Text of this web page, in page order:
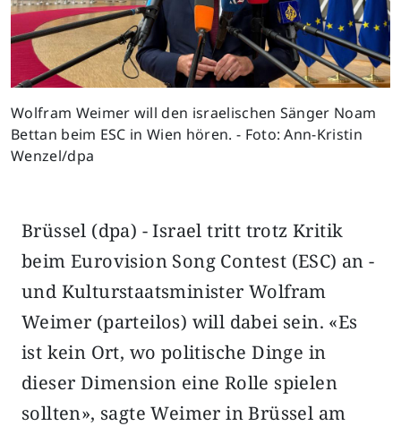
Wolfram Weimer will den israelischen Sänger Noam
Bettan beim ESC in Wien hören. - Foto: Ann-Kristin
Wenzel/dpa
Brüssel (dpa) - Israel tritt trotz Kritik
beim Eurovision Song Contest (ESC) an -
und Kulturstaatsminister Wolfram
Weimer (parteilos) will dabei sein. «Es
ist kein Ort, wo politische Dinge in
dieser Dimension eine Rolle spielen
sollten», sagte Weimer in Brüssel am